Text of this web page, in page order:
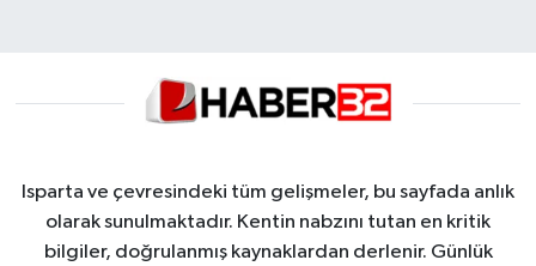
Isparta ve çevresindeki tüm gelişmeler, bu sayfada anlık
olarak sunulmaktadır. Kentin nabzını tutan en kritik
bilgiler, doğrulanmış kaynaklardan derlenir. Günlük